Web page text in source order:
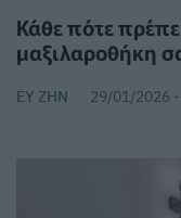
Κάθε πότε
μαξιλαροθήκη
ΕΥ ΖΗΝ 29/01/2026